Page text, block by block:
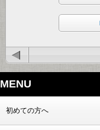
MENU
初めての方へ